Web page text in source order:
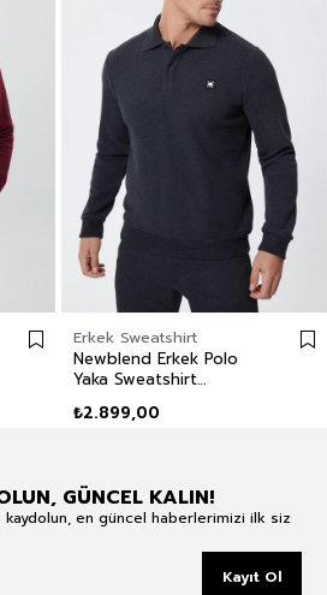
Erkek Sweatshirt
Newblend Erkek Polo
Yaka Sweatshirt
₺2.899,00
GÜNCEL KALIN!
en güncel haberlerimizi ilk siz
Kayıt Ol